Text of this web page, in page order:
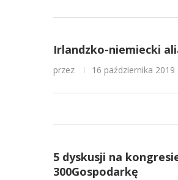
Irlandzko-niemiecki
przez 16 października 2019
5 dyskusji na
300Gospodarkę